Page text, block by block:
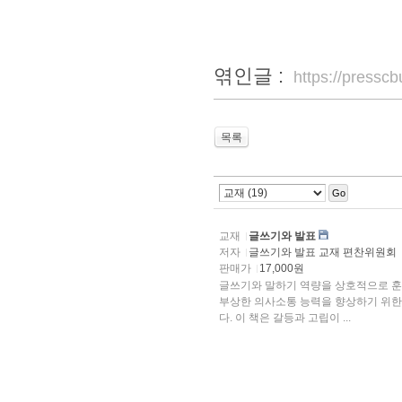
엮인글 : https://
목록
Go
교재
글쓰기와 발표
저자
글쓰기와 발표 교재 편찬위원회
판매가
17,000원
글쓰기와 말하기 역량을 상호적으로
부상한 의사소통 능력을 향상하기 위
다. 이 책은 갈등과 고립이 ...